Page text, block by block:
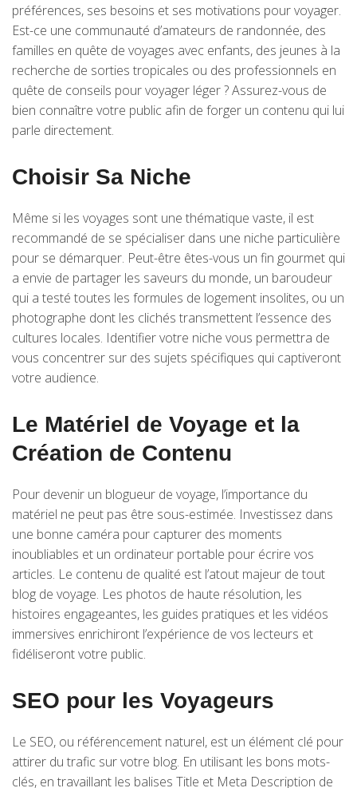
préférences, ses besoins et ses motivations pour voyager.
Est-ce une communauté d’amateurs de randonnée, des
familles en quête de voyages avec enfants, des jeunes à la
recherche de sorties tropicales ou des professionnels en
quête de conseils pour voyager léger ? Assurez-vous de
bien connaître votre public afin de forger un contenu qui lui
parle directement.
Choisir Sa Niche
Même si les voyages sont une thématique vaste, il est
recommandé de se spécialiser dans une niche particulière
pour se démarquer. Peut-être êtes-vous un fin gourmet qui
a envie de partager les saveurs du monde, un baroudeur
qui a testé toutes les formules de logement insolites, ou un
photographe dont les clichés transmettent l’essence des
cultures locales. Identifier votre niche vous permettra de
vous concentrer sur des sujets spécifiques qui captiveront
votre audience.
Le Matériel de Voyage et la
Création de Contenu
Pour devenir un blogueur de voyage, l’importance du
matériel ne peut pas être sous-estimée. Investissez dans
une bonne caméra pour capturer des moments
inoubliables et un ordinateur portable pour écrire vos
articles. Le contenu de qualité est l’atout majeur de tout
blog de voyage. Les photos de haute résolution, les
histoires engageantes, les guides pratiques et les vidéos
immersives enrichiront l’expérience de vos lecteurs et
fidéliseront votre public.
SEO pour les Voyageurs
Le SEO, ou référencement naturel, est un élément clé pour
attirer du trafic sur votre blog. En utilisant les bons mots-
clés, en travaillant les balises Title et Meta Description de